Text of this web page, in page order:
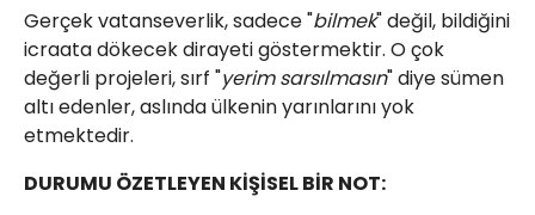
​Gerçek vatanseverlik, sadece "bilmek" değil, bildiğini
icraata dökecek dirayeti göstermektir. O çok
değerli projeleri, sırf "yerim sarsılmasın" diye sümen
altı edenler, aslında ülkenin yarınlarını yok
etmektedir.
​DURUMU ÖZETLEYEN KİŞİSEL BİR NOT: